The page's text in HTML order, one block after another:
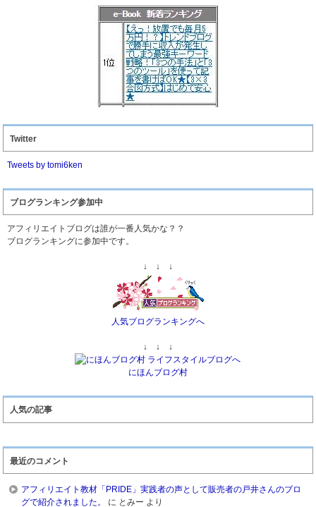
Twitter
Tweets by tomi6ken
ブログランキング参加中
アフィリエイトブログは誰が一番人気かな？？
ブログランキングに参加中です。
↓ ↓ ↓
人気ブログランキングへ
↓ ↓ ↓
にほんブログ村
人気の記事
最近のコメント
アフィリエイト教材「PRIDE」実践者の声として販売者の戸井さんのブロ
グで紹介されました。
に とみー より